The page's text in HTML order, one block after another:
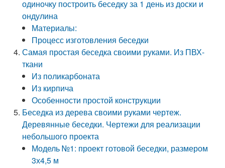
одиночку построить беседку за 1 день из доски и
ондулина
Материалы:
Процесс изготовления беседки
Самая простая беседка своими руками. Из ПВХ-
ткани
Из поликарбоната
Из кирпича
Особенности простой конструкции
Беседка из дерева своими руками чертеж.
Деревянные беседки. Чертежи для реализации
небольшого проекта
Модель №1: проект готовой беседки, размером
3х4,5 м